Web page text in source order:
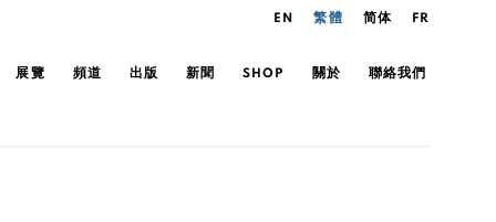
展覽 頻道 出版 新聞 SHOP 關於 聯絡我們
EN 繁體 简体 FR